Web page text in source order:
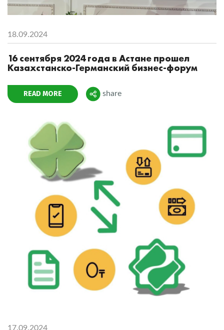
18.09.2024
16 сентября 2024 года в Астане прошел
Казахстанско-Германский бизнес-форум
READ MORE Поделиться
share
17.09.2024